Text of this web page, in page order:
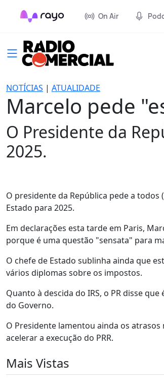
On Air
NOTÍCIAS | ATUALIDADE
Marcelo pede
O Presidente da
2025.
O presidente da República pede a
Estado para 2025.
Em declarações esta tarde em Paris,
porque é uma questão "sensata" para
O chefe de Estado sublinha ainda que
vários diplomas sobre os impostos.
Quanto à descida do IRS, o PR disse
do Governo.
O Presidente lamentou ainda os
acelerar a execução do PRR.
Mais Vistas